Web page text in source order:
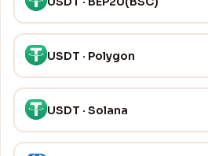
USDT · Polygon
USDT · Solana